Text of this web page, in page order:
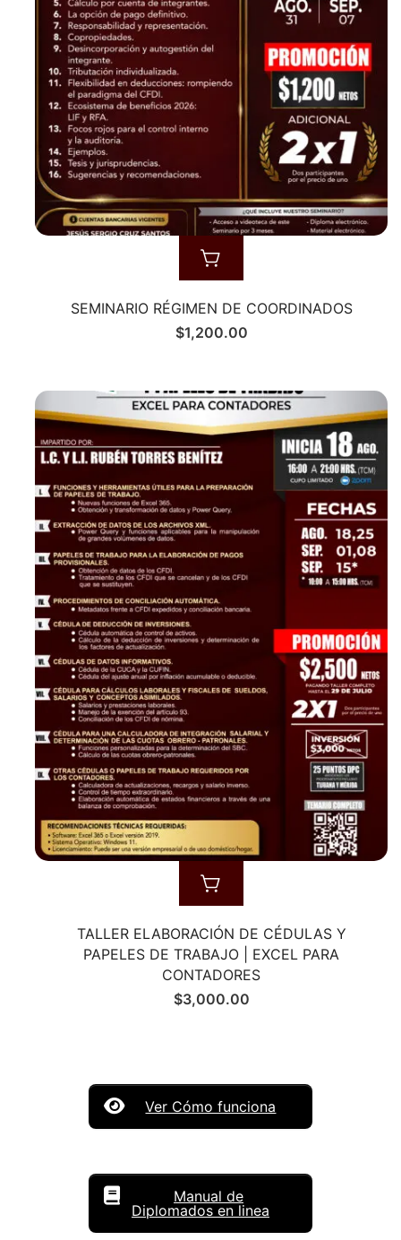
SEMINARIO RÉGIMEN DE COORDINADOS
$1,200.00
TALLER ELABORACIÓN DE CÉDULAS Y
PAPELES DE TRABAJO | EXCEL PARA
CONTADORES
$3,000.00
Ver Cómo funciona
Manual de
Diplomados en linea